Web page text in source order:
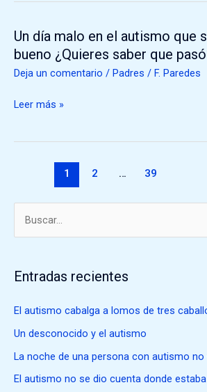
Un día malo en el autismo que
bueno ¿Quieres saber que
Deja un comentario / Padres / F. Paredes
Un
día
malo
el
bueno
¿Quieres
saber
pasó?
Leer más »
1 2 … 39
c
a
r
Entradas recientes
El autismo cabalga a lomos de tres
Un desconocido y el autismo
La noche de una persona con autismo no
El autismo no se dio cuenta donde